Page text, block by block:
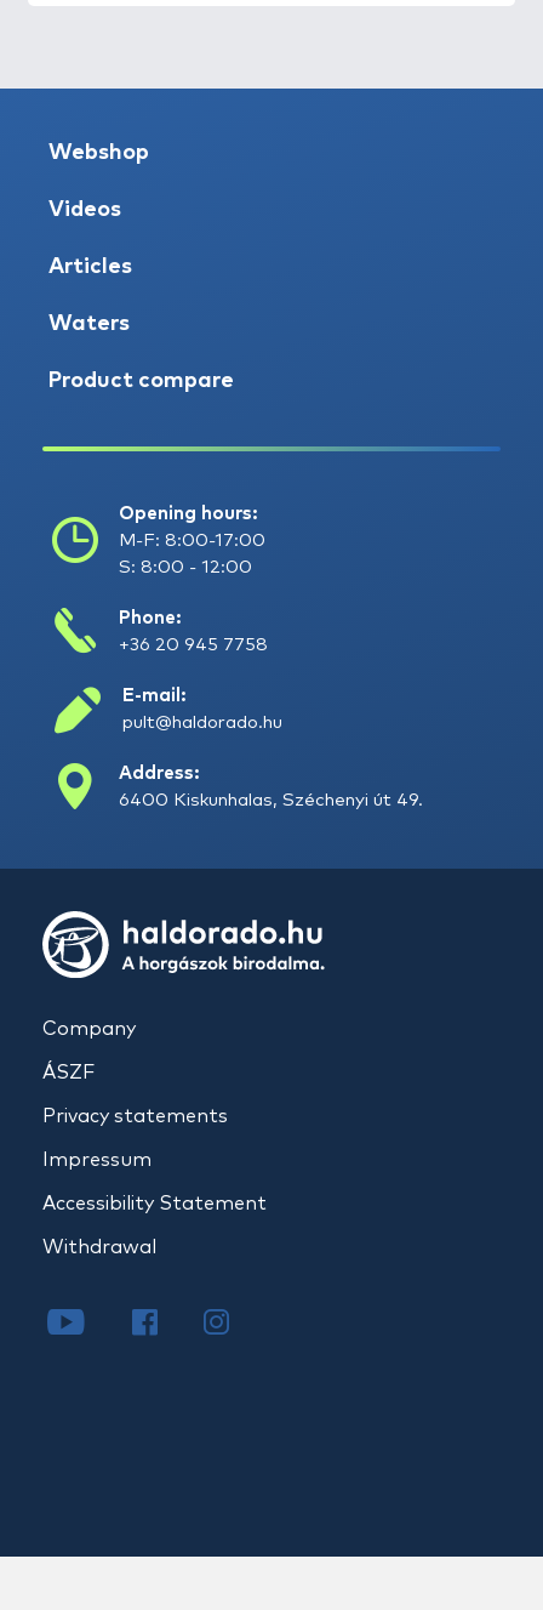
Webshop
Videos
Articles
Waters
Product compare
Opening hours:
M-F: 8:00-17:00
S: 8:00 - 12:00
Phone:
+36 20 945 7758
E-mail:
pult@haldorado.hu
Address:
6400 Kiskunhalas, Széchenyi út 49.
Company
ÁSZF
Privacy statements
Impressum
Accessibility Statement
Withdrawal